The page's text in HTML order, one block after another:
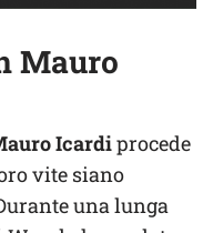
Mauro
Icardiprocede
vite siano
una lunga